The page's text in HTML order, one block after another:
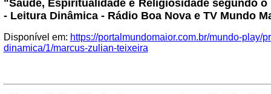
"Saúde, Espiritualidade e Religiosidade segundo
- Leitura Dinâmica - Rádio Boa Nova e TV Mundo
Disponível em: https://portalmundomaior.com.br/mundo-play/
dinamica/1/marcus-zulian-teixeira